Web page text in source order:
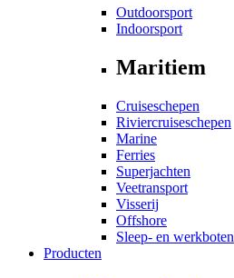
Outdoorsport
Indoorsport
Maritiem
Cruiseschepen
Riviercruiseschepen
Marine
Ferries
Superjachten
Veetransport
Visserij
Offshore
Sleep- en werkboten
Producten